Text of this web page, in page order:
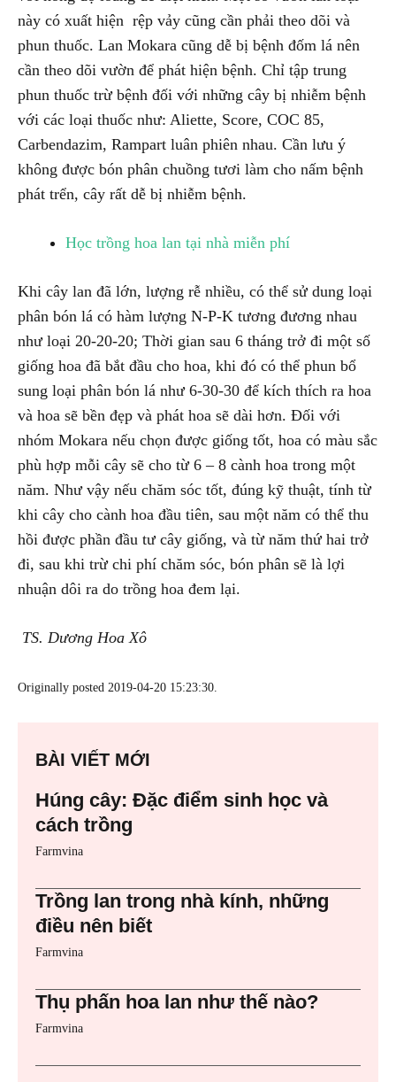
này có xuất hiện rệp vảy cũng cần phải theo dõi và
phun thuốc. Lan Mokara cũng dễ bị bệnh đốm lá nên
cần theo dõi vườn để phát hiện bệnh. Chỉ tập trung
phun thuốc trừ bệnh đối với những cây bị nhiễm bệnh
với các loại thuốc như: Aliette, Score, COC 85,
Carbendazim, Rampart luân phiên nhau. Cần lưu ý
không được bón phân chuồng tươi làm cho nấm bệnh
phát trển, cây rất dễ bị nhiễm bệnh.
Học trồng hoa lan tại nhà miễn phí
Khi cây lan đã lớn, lượng rễ nhiều, có thể sử dung loại
phân bón lá có hàm lượng N-P-K tương đương nhau
như loại 20-20-20; Thời gian sau 6 tháng trở đi một số
giống hoa đã bắt đầu cho hoa, khi đó có thể phun bổ
sung loại phân bón lá như 6-30-30 để kích thích ra hoa
và hoa sẽ bền đẹp và phát hoa sẽ dài hơn. Đối với
nhóm Mokara nếu chọn được giống tốt, hoa có màu sắc
phù hợp mỗi cây sẽ cho từ 6 – 8 cành hoa trong một
năm. Như vậy nếu chăm sóc tốt, đúng kỹ thuật, tính từ
khi cây cho cành hoa đầu tiên, sau một năm có thể thu
hồi được phần đầu tư cây giống, và từ năm thứ hai trở
đi, sau khi trừ chi phí chăm sóc, bón phân sẽ là lợi
nhuận dôi ra do trồng hoa đem lại.
TS. Dương Hoa Xô
Originally posted 2019-04-20 15:23:30.
BÀI VIẾT MỚI
Húng cây: Đặc điểm sinh học và
cách trồng
Farmvina
Trồng lan trong nhà kính, những
điều nên biết
Farmvina
Thụ phấn hoa lan như thế nào?
Farmvina